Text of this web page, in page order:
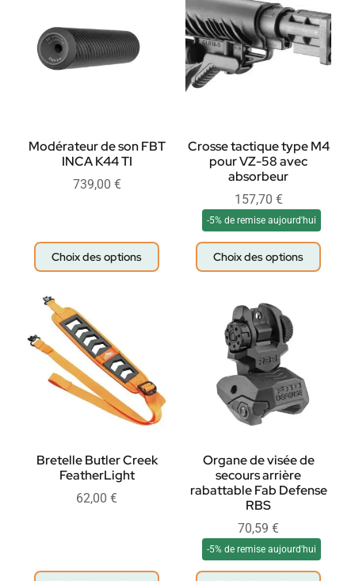
Modérateur de son FBT
INCA K44 TI
739,00 €
Choix des options
Crosse tactique type M4
pour VZ-58 avec
absorbeur
157,70 €
-5% de remise aujourd'hui
Choix des options
Bretelle Butler Creek
FeatherLight
62,00 €
Organe de visée de
secours arrière
rabattable Fab Defense
RBS
70,59 €
-5% de remise aujourd'hui